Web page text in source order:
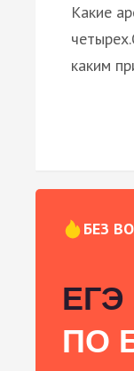
Какие
каким
БЕЗ
ЕГЭ
ПО